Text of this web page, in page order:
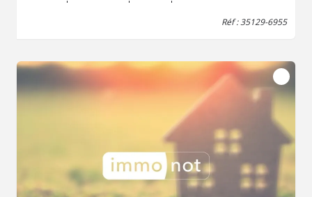
pouvant servir de bureau, d'une buanderie aménagée et
d'un WC indépendant; A l'étage, vous retrouverez un
et un WC indépendant; Vous apprécierez également les
combles actuellement accessibles par une escalier
escamotable et pouvant faire l'objet d'un aménagement
futur. Un garage d'environ 20m² attenant complète ce
bien de qualité. Côté extérieur, vous serez séduit par le
beau terrain clos de 270m² offrant un espace jardin
agréable avec sa terrasse et son abri indépendant. DPE
en date de décembre 2020. Nouveau DPE en cours. A
visiter sans tarder !
Réf : 35129-6955